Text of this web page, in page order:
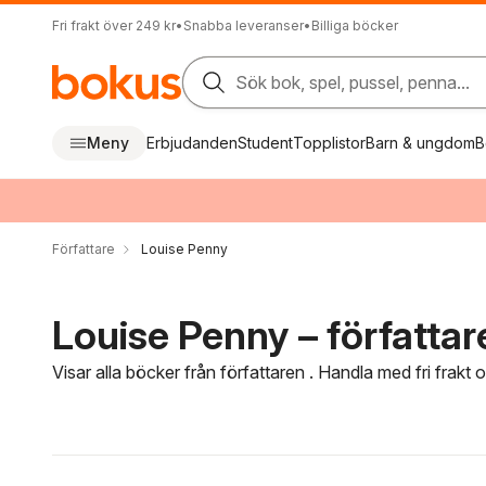
Fri frakt över 249 kr• Snabba leveranser• Billiga böcker
Sök bok, spel, pussel, penna...
Meny ErbjudandenStudentTopplistorBarn & ungdom
Författare Louise Penny
Louise Penny –
Visar alla böcker från författaren . Handla med fri frakt